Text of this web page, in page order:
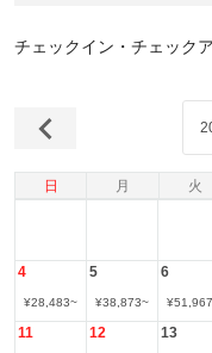
チェックイン・チェック
日 月 火
4
¥28,483~
5
¥38,873~
6
¥51,967
11 12 13